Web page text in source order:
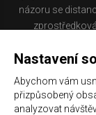
názoru se
nacházíte
nejsou dle
službách
Nastavení
Abychom vám
přizpůsobený
analyzovat